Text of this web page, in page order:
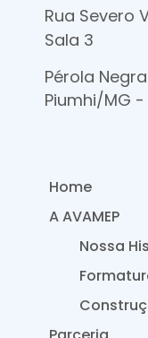
Rua Severo
Sala 3
Pérola
Piumhi/MG
Home
A AVAMEP
Nossa